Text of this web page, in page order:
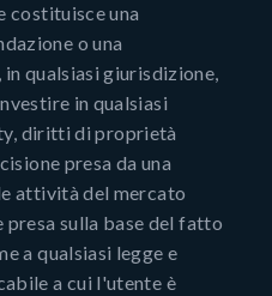
costituisce una
o una
qualsiasi giurisdizione,
in qualsiasi
diritti di proprietà
presa da una
attività del mercato
sulla base del fatto
a qualsiasi legge e
a cui l'utente è